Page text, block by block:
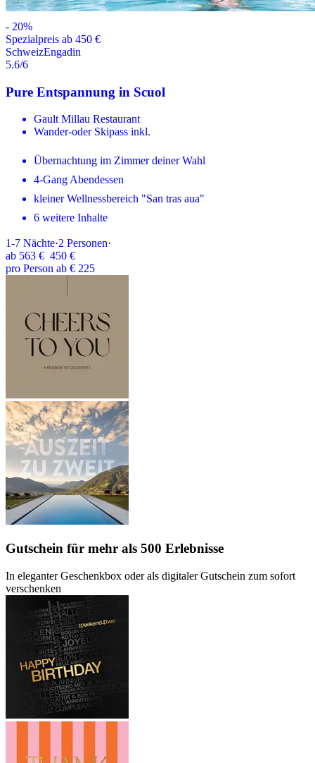
- 20%
Spezialpreis ab 450 €
SchweizEngadin
5.6/6
Pure Entspannung in Scuol
Gault Millau Restaurant
Wander-oder Skipass inkl.
Übernachtung im Zimmer deiner Wahl
4-Gang Abendessen
kleiner Wellnessbereich "San tras aua"
6 weitere Inhalte
1-7 Nächte·2 Personen·
ab 563 € 450 €
pro Person ab € 225
Gutschein für mehr als 500 Erlebnisse
In eleganter Geschenkbox oder als digitaler Gutschein zum sofort
verschenken